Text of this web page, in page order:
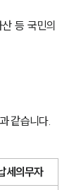
등 국민의
같습니다.
세의무자